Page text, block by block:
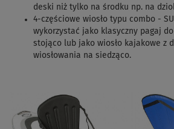
deski niż tylko na środku np. na
4-częściowe wiosło typu combo -
wykorzystać jako klasyczny pagaj
stojąco lub jako wiosło kajakowe z
wiosłowania na siedząco.